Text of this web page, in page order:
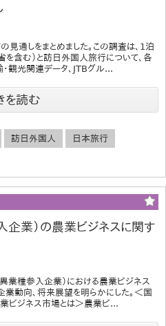
通しをまとめました。この調査は、1泊
含む）と訪日外国人旅行について、各
観光関連データ、JTBグル...
を読む
訪日外国人 日本旅行
業）の農業ビジネスに関す
業種参入企業）における農業ビジネス
動向、将来展望を明らかにした。＜国
ビジネス市場とは＞農業ビ...